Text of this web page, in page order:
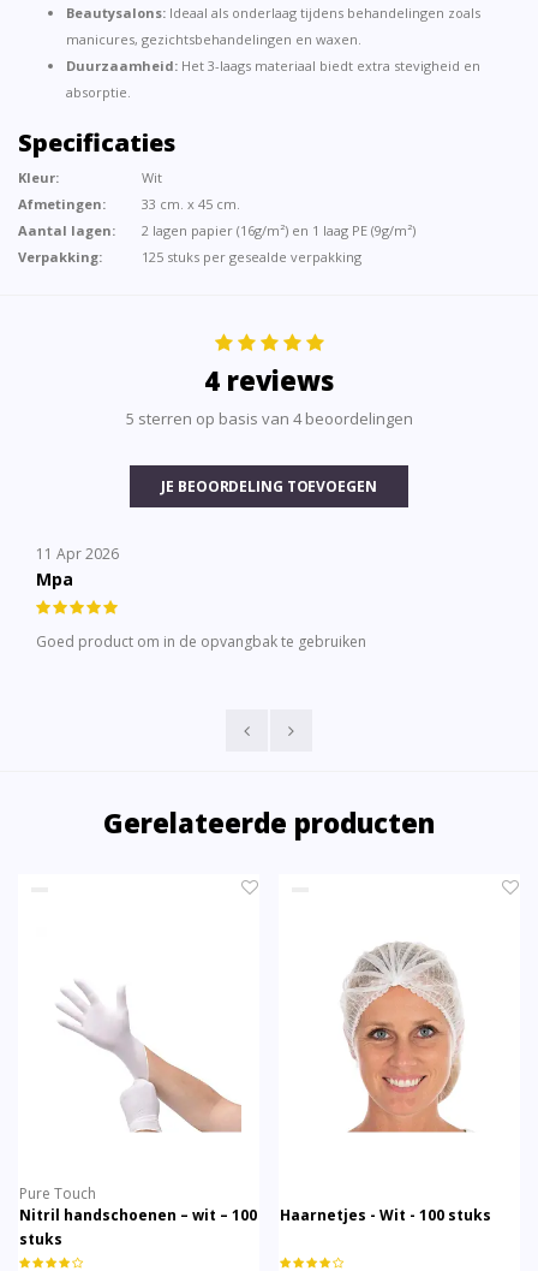
Beautysalons: Ideaal als onderlaag tijdens behandelingen zoals
manicures, gezichtsbehandelingen en waxen.
Duurzaamheid: Het 3-laags materiaal biedt extra stevigheid en
absorptie.
Specificaties
Kleur:
Wit
Afmetingen:
33 cm. x 45 cm.
Aantal lagen:
2 lagen papier (16g/m²) en 1 laag PE (9g/m²)
Verpakking:
125 stuks per gesealde verpakking
4 reviews
5 sterren op basis van 4 beoordelingen
JE BEOORDELING TOEVOEGEN
11 Apr 2026
Mpa
Goed product om in de opvangbak te gebruiken
Gerelateerde producten
– wit – 100
Haarnetjes - Wit - 100 stuks
SALE
Dental